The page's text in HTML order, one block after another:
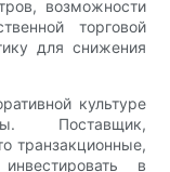
возможности
торговой
для снижения
культуре
Поставщик,
транзакционные,
в